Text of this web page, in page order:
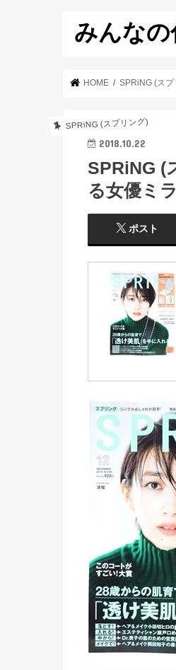
みんな
HOME SPRiNG (スプ
SPRiNG (スプリング)
2018.10.22
SPRiNG (
る女優ミ
ポスト